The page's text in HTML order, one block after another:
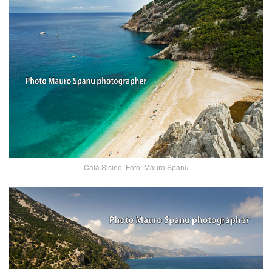
Cala Sisine. Foto: Mauro Spanu